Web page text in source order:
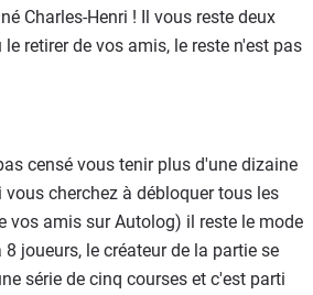
Charles-Henri ! Il vous reste deux
retirer de vos amis, le reste n'est pas
censé vous tenir plus d'une dizaine
vous cherchez à débloquer tous les
vos amis sur Autolog) il reste le mode
joueurs, le créateur de la partie se
série de cinq courses et c'est parti